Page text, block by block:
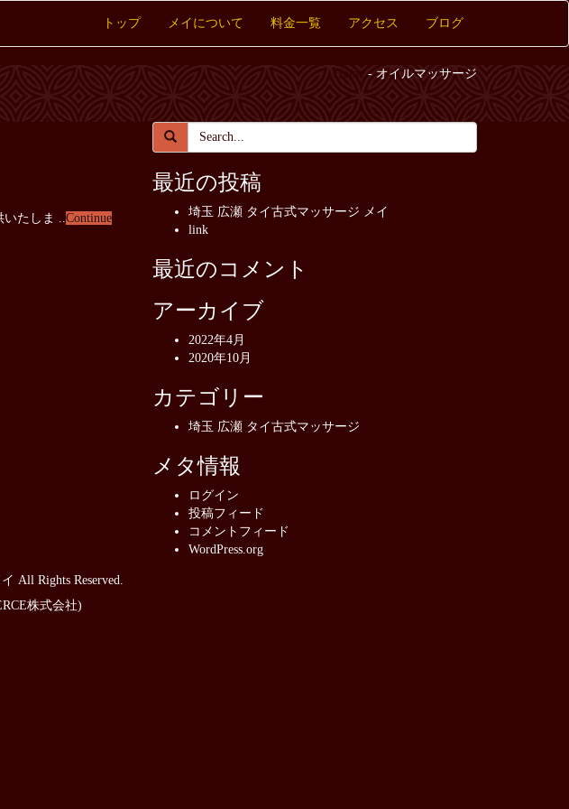
トップ メイについて 料金一覧 アクセス ブログ
- オイルマッサージ
いたしま ..Continue
最近の投稿
埼玉 広瀬 タイ古式マッサージ メイ
link
最近のコメント
アーカイブ
2022年4月
2020年10月
カテゴリー
埼玉 広瀬 タイ古式マッサージ
メタ情報
ログイン
投稿フィード
コメントフィード
WordPress.org
All Rights Reserved.
株式会社)